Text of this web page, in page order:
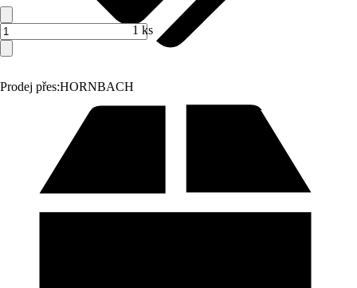
Prodej přes:HORNBACH
1 ks